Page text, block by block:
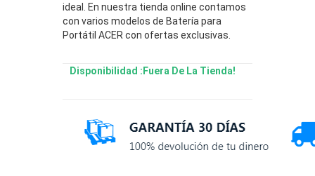
ideal. En nuestra tienda online contamos
con varios modelos de Batería para
Portátil ACER con ofertas exclusivas.
Disponibilidad :Fuera De La Tienda!